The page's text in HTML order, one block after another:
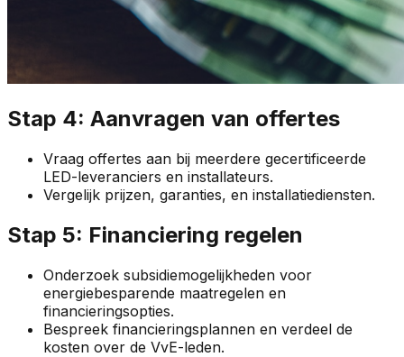
Stap 4: Aanvragen van offertes
Vraag offertes aan bij meerdere gecertificeerde
LED-leveranciers en installateurs.
Vergelijk prijzen, garanties, en installatiediensten.
Stap 5: Financiering regelen
Onderzoek subsidiemogelijkheden voor
energiebesparende maatregelen en
financieringsopties.
Bespreek financieringsplannen en verdeel de
kosten over de VvE-leden.